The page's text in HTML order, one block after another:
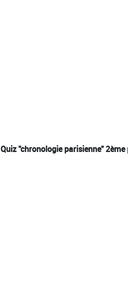
Quiz "chronologie parisienne"